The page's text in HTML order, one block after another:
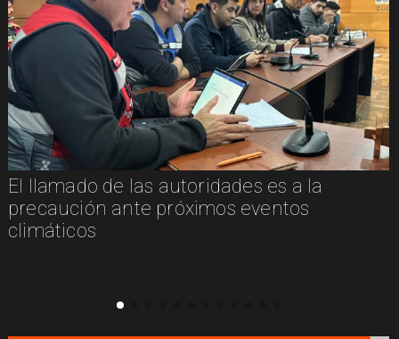
El llamado de las autoridades es a la
precaución ante próximos eventos
climáticos